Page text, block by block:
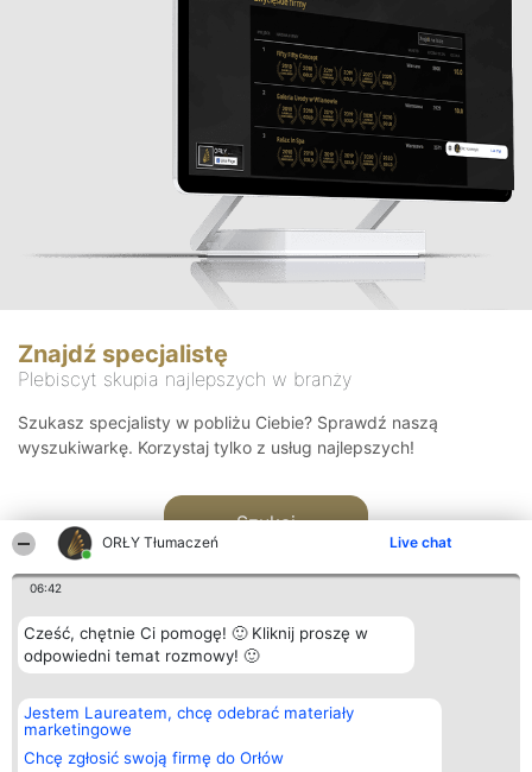
ORŁY Tłumaczeń Live chat
06:42
Cześć, chętnie Ci pomogę! 🙂 Kliknij proszę w
odpowiedni temat rozmowy! 🙂
Jestem Laureatem, chcę odebrać materiały
marketingowe
Chcę zgłosić swoją firmę do Orłów
Znajdź specjalistę
Plebiscyt skupia najlepszych w branży
Szukasz specjalisty w pobliżu Ciebie? Sprawdź naszą
wyszukiwarkę. Korzystaj tylko z usług najlepszych!
Szukaj
Organizator plebiscytu
Bright Side Solutions sp. z o.
o. sp. k.
ul. Ruska 22
Wrocław 50-079
Plebiscyt
Laureaci
wszystkich
Laureatów
Kontakt
Kontakt